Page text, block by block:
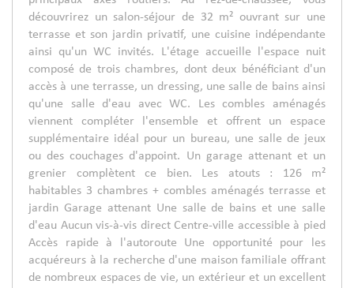
découvrirez un salon-séjour de 32 m² ouvrant sur une
terrasse et son jardin privatif, une cuisine indépendante
ainsi qu'un WC invités. L'étage accueille l'espace nuit
composé de trois chambres, dont deux bénéficiant d'un
accès à une terrasse, un dressing, une salle de bains ainsi
qu'une salle d'eau avec WC. Les combles aménagés
viennent compléter l'ensemble et offrent un espace
supplémentaire idéal pour un bureau, une salle de jeux
ou des couchages d'appoint. Un garage attenant et un
grenier complètent ce bien. Les atouts : 126 m²
habitables 3 chambres + combles aménagés terrasse et
jardin Garage attenant Une salle de bains et une salle
d'eau Aucun vis-à-vis direct Centre-ville accessible à pied
Accès rapide à l'autoroute Une opportunité pour les
acquéreurs à la recherche d'une maison familiale offrant
de nombreux espaces de vie, un extérieur et un excellent